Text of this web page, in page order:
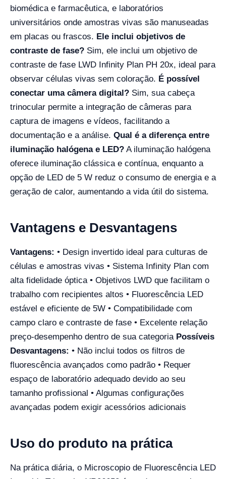
biomédica e farmacêutica, e laboratórios
universitários onde amostras vivas são manuseadas
em placas ou frascos. Ele inclui objetivos de
contraste de fase? Sim, ele inclui um objetivo de
contraste de fase LWD Infinity Plan PH 20x, ideal para
observar células vivas sem coloração. É possível
conectar uma câmera digital? Sim, sua cabeça
trinocular permite a integração de câmeras para
captura de imagens e vídeos, facilitando a
documentação e a análise. Qual é a diferença entre
iluminação halógena e LED? A iluminação halógena
oferece iluminação clássica e contínua, enquanto a
opção de LED de 5 W reduz o consumo de energia e a
geração de calor, aumentando a vida útil do sistema.
Vantagens e Desvantagens
Vantagens: • Design invertido ideal para culturas de
células e amostras vivas • Sistema Infinity Plan com
alta fidelidade óptica • Objetivos LWD que facilitam o
trabalho com recipientes altos • Fluorescência LED
estável e eficiente de 5W • Compatibilidade com
campo claro e contraste de fase • Excelente relação
preço-desempenho dentro de sua categoria Possíveis
Desvantagens: • Não inclui todos os filtros de
fluorescência avançados como padrão • Requer
espaço de laboratório adequado devido ao seu
tamanho profissional • Algumas configurações
avançadas podem exigir acessórios adicionais
Uso do produto na prática
Na prática diária, o Microscopio de Fluorescência LED